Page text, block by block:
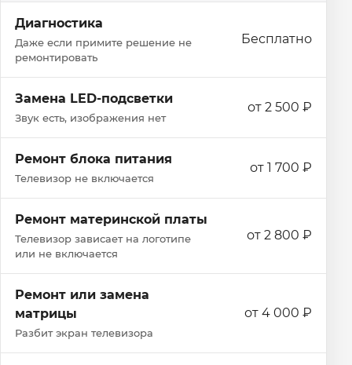
Диагностика
Даже если примите решение не
ремонтировать
Бесплатно
Замена LED-подсветки
Звук есть, изображения нет
от 2 500 ₽
Ремонт блока питания
Телевизор не включается
от 1 700 ₽
Ремонт материнской платы
Телевизор зависает на логотипе
или не включается
от 2 800 ₽
Ремонт или замена
матрицы
Разбит экран телевизора
от 4 000 ₽